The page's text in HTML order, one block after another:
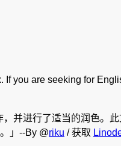
you are seeking for
并进行了适当的润色。
。」--By @riku / 获取